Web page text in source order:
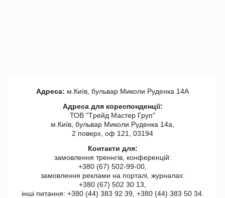
Адреса: м.Київ, бульвар Миколи Руденка 14А
Адреса для кореспонденції:
ТОВ "Tрейд Мастер Груп"
м.Київ, бульвар Миколи Руденка 14а,
2 поверх, оф 121, 03194
Контакти для:
замовлення треннгів, конференцій:
+380 (67) 502-99-00,
замовлення реклами на порталі, журналах:
+380 (67) 502 30 13,
інші питання: +380 (44) 383 92 39, +380 (44) 383 50 34.